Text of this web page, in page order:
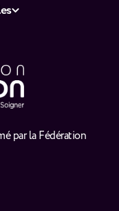
par la Fédération